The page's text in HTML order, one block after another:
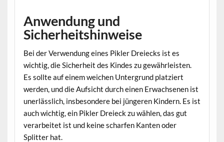
Anwendung und
Sicherheitshinweise
Bei der Verwendung eines Pikler Dreiecks ist es
wichtig, die Sicherheit des Kindes zu gewährleisten.
Es sollte auf einem weichen Untergrund platziert
werden, und die Aufsicht durch einen Erwachsenen ist
unerlässlich, insbesondere bei jüngeren Kindern. Es ist
auch wichtig, ein Pikler Dreieck zu wählen, das gut
verarbeitet ist und keine scharfen Kanten oder
Splitter hat.